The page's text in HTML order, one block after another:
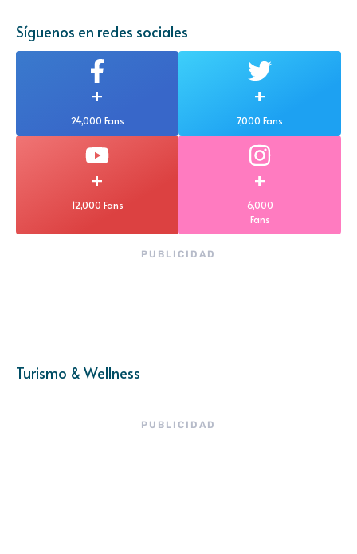
Síguenos en redes sociales
+
24,000 Fans
+
7,000 Fans
+
12,000 Fans
+
6,000
Fans
PUBLICIDAD
Turismo & Wellness
PUBLICIDAD